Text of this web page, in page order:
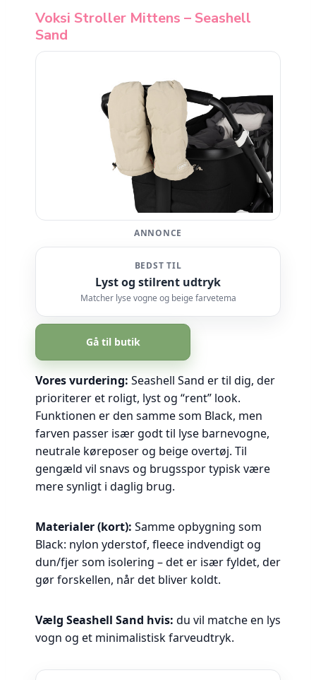
Voksi Stroller Mittens – Seashell
Sand
ANNONCE
BEDST TIL
Lyst og stilrent udtryk
Matcher lyse vogne og beige farvetema
Gå til butik
Vores vurdering: Seashell Sand er til dig, der
prioriterer et roligt, lyst og “rent” look.
Funktionen er den samme som Black, men
farven passer især godt til lyse barnevogne,
neutrale køreposer og beige overtøj. Til
gengæld vil snavs og brugsspor typisk være
mere synligt i daglig brug.
Materialer (kort): Samme opbygning som
Black: nylon yderstof, fleece indvendigt og
dun/fjer som isolering – det er især fyldet, der
gør forskellen, når det bliver koldt.
Vælg Seashell Sand hvis: du vil matche en lys
vogn og et minimalistisk farveudtryk.